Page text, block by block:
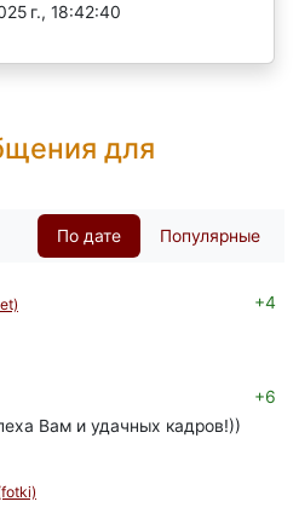
г., 18:42:40
для
По дате Популярные
+4
+6
Вам и удачных кадров!))